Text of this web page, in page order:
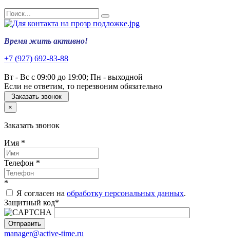
Время жить активно!
+7 (927) 692-83-88
Вт - Вс с 09:00 до 19:00; Пн - выходной
Если не ответим, то перезвоним обязательно
Заказать звонок
×
Заказать звонок
Имя *
Телефон *
*
Я согласен на обработку персональных данных.
Защитный код*
manager@active-time.ru